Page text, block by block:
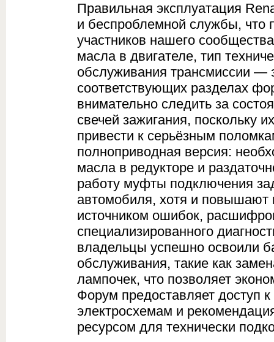
Правильная эксплуатация
и беспроблемной службы, что
участников нашего
масла в двигателе, тип
обслуживания трансмиссии —
соответствующих разделах
внимательно следить за
свечей зажигания, поскольку
привести к серьёзным
полноприводная версия:
масла в редукторе и
работу муфты подключения
автомобиля, хотя и повышают
источником ошибок,
специализированного
владельцы успешно освоили
обслуживания, такие как
лампочек, что позволяет
Форум предоставляет доступ
электросхемам и
ресурсом для технически